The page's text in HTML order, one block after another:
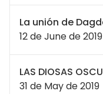
La unión de
12 de June de 2019
LAS DIOSAS
31 de May de 2019